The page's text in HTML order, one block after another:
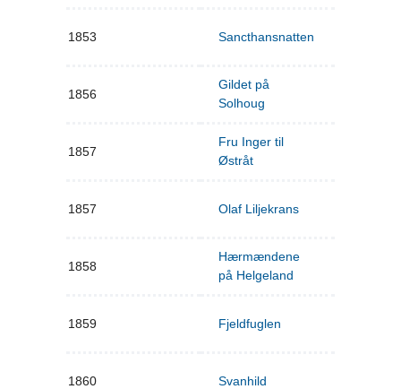
1853 Sancthansnatten
1856
Gildet på
Solhoug
1857
Fru Inger til
Østråt
1857 Olaf Liljekrans
1858
Hærmændene
på Helgeland
1859 Fjeldfuglen
1860 Svanhild